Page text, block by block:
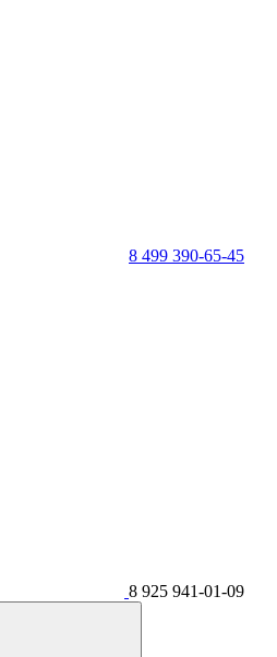
8 499 390-65-45
8 925 941-01-09